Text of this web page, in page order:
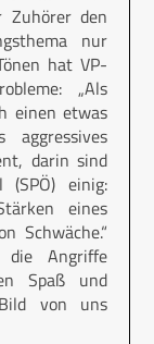
Zuhörer den
nur
hat VP-
„Als
einen etwas
aggressives
darin sind
einig:
eines
Schwäche.“
die Angriffe
Spaß und
von uns